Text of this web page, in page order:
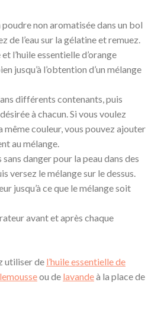
non aromatisée dans un bol
de l’eau sur la gélatine et remuez.
l’huile essentielle d’orange
jusqu’à l’obtention d’un mélange
différents contenants, puis
à chacun. Si vous voulez
même couleur, vous pouvez ajouter
au mélange.
danger pour la peau dans des
versez le mélange sur le dessus.
jusqu’à ce que le mélange soit
avant et après chaque
utiliser de l’huile essentielle de
ou de lavandeà la place de